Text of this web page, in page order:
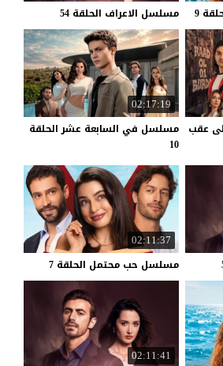
9 مسلسل الاعراف الحلقة 54
عقب
02:17:19
مسلسل في السابعة عشر الحلقة
10
02:11:37
مسلسل حب محتمل الحلقة 7
02:11:41